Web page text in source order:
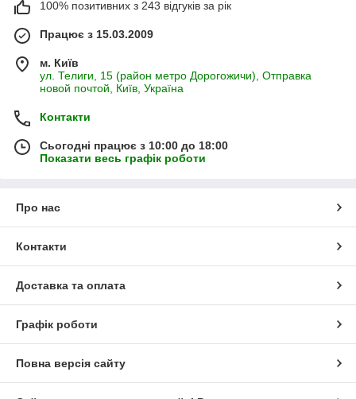
100% позитивних з 243 відгуків за рік
Працює з 15.03.2009
м. Київ
ул. Телиги, 15 (район метро Дорогожичи), Отправка
новой почтой, Київ, Україна
Контакти
Сьогодні працює з 10:00 до 18:00
Показати весь графік роботи
Про нас
Контакти
Доставка та оплата
Графік роботи
Повна версія сайту